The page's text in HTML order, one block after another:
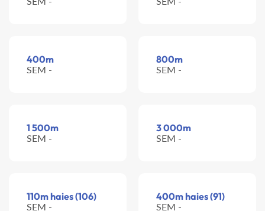
400m
SEM -
800m
SEM -
1 500m
SEM -
3 000m
SEM -
110m haies (106)
SEM -
400m haies (91)
SEM -